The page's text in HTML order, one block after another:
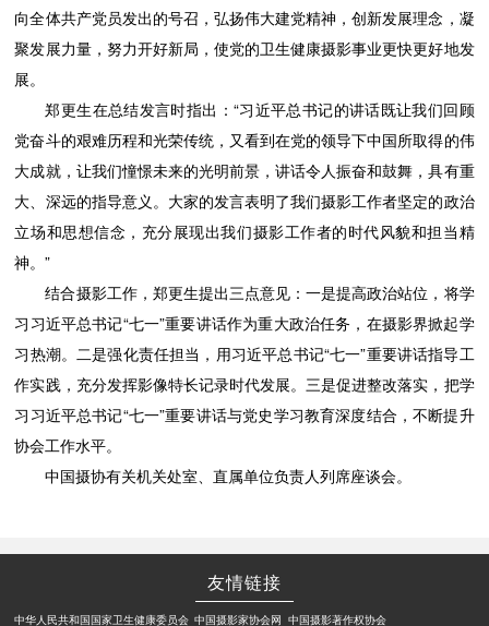
向全体共产党员发出的号召，弘扬伟大建党精神，创新发展理念，凝
聚发展力量，努力开好新局，使党的卫生健康摄影事业更快更好地发
展。
郑更生在总结发言时指出：“习近平总书记的讲话既让我们回顾
党奋斗的艰难历程和光荣传统，又看到在党的领导下中国所取得的伟
大成就，让我们憧憬未来的光明前景，讲话令人振奋和鼓舞，具有重
大、深远的指导意义。大家的发言表明了我们摄影工作者坚定的政治
立场和思想信念，充分展现出我们摄影工作者的时代风貌和担当精
神。”
结合摄影工作，郑更生提出三点意见：一是提高政治站位，将学
习习近平总书记“七一”重要讲话作为重大政治任务，在摄影界掀起学
习热潮。二是强化责任担当，用习近平总书记“七一”重要讲话指导工
作实践，充分发挥影像特长记录时代发展。三是促进整改落实，把学
习习近平总书记“七一”重要讲话与党史学习教育深度结合，不断提升
协会工作水平。
中国摄协有关机关处室、直属单位负责人列席座谈会。
友情链接
中华人民共和国国家卫生健康委员会 中国摄影家协会网 中国摄影著作权协会